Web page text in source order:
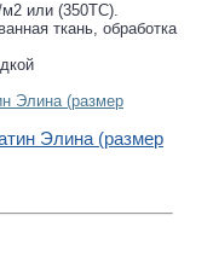
м2 или (350ТС).
ткань, обработка
Элина (размер